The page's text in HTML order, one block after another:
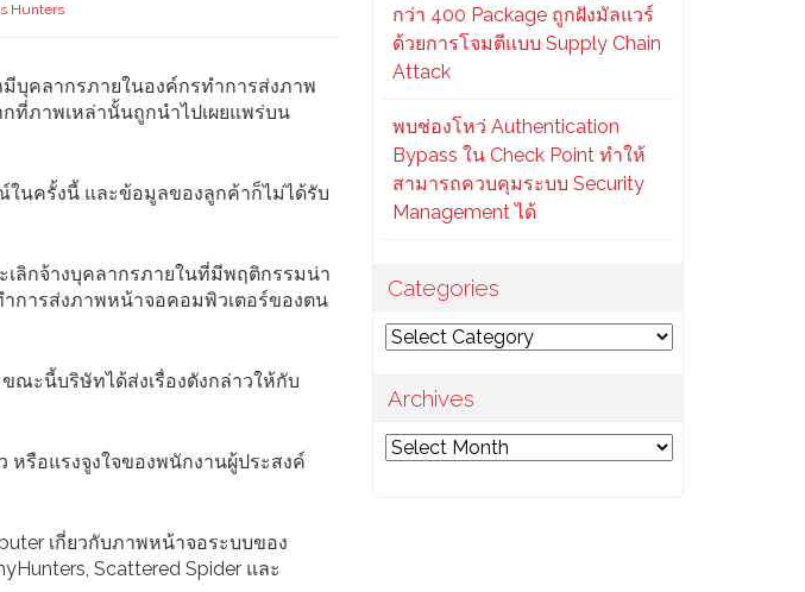
Hunters
บุคลากรภายในองค์กรทำการส่งภาพ
กที่ภาพเหล่านั้นถูกนำไปเผยแพร่บน
ในครั้งนี้ และข้อมูลของลูกค้าก็ไม่ได้รับ
ลิกจ้างบุคลากรภายในที่มีพฤติกรรมน่า
การส่งภาพหน้าจอคอมพิวเตอร์ของตน
ณะนี้บริษัทได้ส่งเรื่องดังกล่าวให้กับ
หรือแรงจูงใจของพนักงานผู้ประสงค์
เกี่ยวกับภาพหน้าจอระบบของ
Scattered Spider และ
กว่า 400 Package ถูกฝังมัลแวร์
ด้วยการโจมตีแบบ Supply Chain
Attack
พบช่องโหว่ Authentication
Bypass ใน Check Point ทำให้
สามารถควบคุมระบบ Security
Management ได้
Categories
Categories
Archives
Archives